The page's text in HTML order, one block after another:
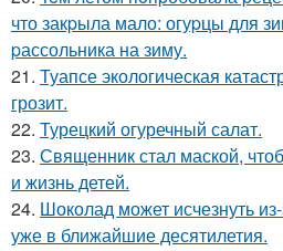
что закpыла мало: огуpцы для
pассольника на зиму.
21. Туапсе экологическая
грозит.
22. Турецкий огуречный салат.
23. Священник стал маской,
и жизнь детей.
24. Шоколад может исчезнуть
уже в ближайшие десятилетия.